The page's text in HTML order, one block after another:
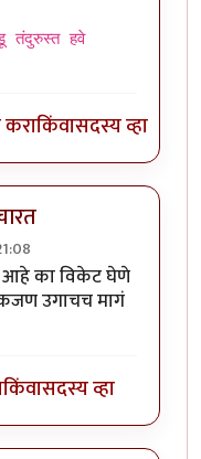
जर आवाज ऐकू
तंदुरुस्त हवे
किंवासदस्य व्हा
आहे का विकेट घेणे
उगाचच मागं
किंवासदस्य व्हा